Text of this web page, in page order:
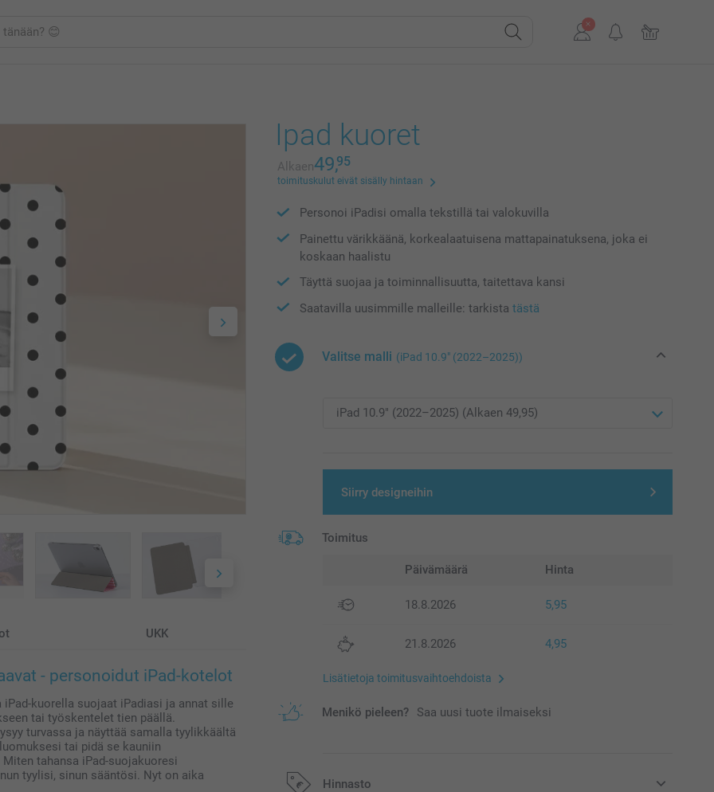
UKK
- personoidut iPad-kotelot
kuorella suojaat iPadiasi ja annat sille
tai työskentelet tien päällä.
turvassa ja näyttää samalla tyylikkäältä
tai pidä se kauniin
tahansa iPad-suojakuoresi
tyylisi, sinun sääntösi. Nyt on aika
Ipad kuoret
Alkaen49,95
toimituskulut eivät sisälly hintaan
Personoi iPadisi omalla tekstillä tai valokuvilla
Painettu värikkäänä, korkealaatuisena mattapainatuksena, joka ei
koskaan haalistu
Täyttä suojaa ja toiminnallisuutta, taitettava kansi
Saatavilla uusimmille malleille: tarkistatästä
Valitse malli (iPad 10.9″ (2022–2025))
Siirry designeihin
Toimitus
Päivämäärä Hinta
18.8.2026 5,95
21.8.2026 4,95
Lisätietoja toimitusvaihtoehdoista
Menikö pieleen? Saa uusi tuote ilmaiseksi
Hinnasto